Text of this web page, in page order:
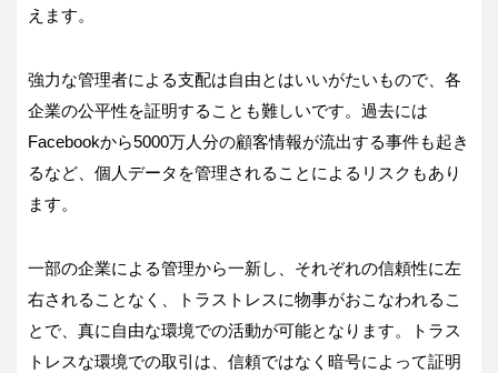
えます。
強力な管理者による支配は自由とはいいがたいもので、各
企業の公平性を証明することも難しいです。過去には
Facebookから5000万人分の顧客情報が流出する事件も起き
るなど、個人データを管理されることによるリスクもあり
ます。
一部の企業による管理から一新し、それぞれの信頼性に左
右されることなく、トラストレスに物事がおこなわれるこ
とで、真に自由な環境での活動が可能となります。トラス
トレスな環境での取引は、信頼ではなく暗号によって証明